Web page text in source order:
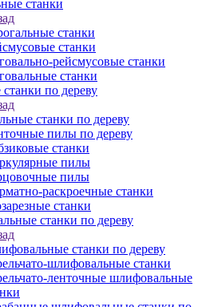
станки
станки
станки
рейсмусовые станки
станки
по дереву
станки по дереву
пилы по дереву
станки
пилы
пилы
раскроечные станки
станки
станки по дереву
станки по дереву
шлифовальные станки
ленточные шлифовальные